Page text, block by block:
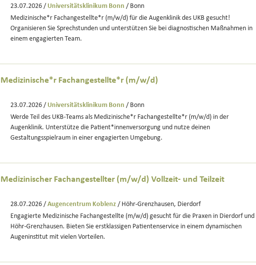
23.07.2026 / Universitätsklinikum Bonn / Bonn
Medizinische*r Fachangestellte*r (m/w/d) für die Augenklinik des UKB gesucht!
Organisieren Sie Sprechstunden und unterstützen Sie bei diagnostischen Maßnahmen in
einem engagierten Team.
Medizinische*r Fachangestellte*r (m/w/d)
23.07.2026 / Universitätsklinikum Bonn / Bonn
Werde Teil des UKB-Teams als Medizinische*r Fachangestellte*r (m/w/d) in der
Augenklinik. Unterstütze die Patient*innenversorgung und nutze deinen
Gestaltungsspielraum in einer engagierten Umgebung.
Medizinischer Fachangestellter (m/w/d) Vollzeit- und Teilzeit
28.07.2026 / Augencentrum Koblenz / Höhr-Grenzhausen, Dierdorf
Engagierte Medizinische Fachangestellte (m/w/d) gesucht für die Praxen in Dierdorf und
Höhr-Grenzhausen. Bieten Sie erstklassigen Patientenservice in einem dynamischen
Augeninstitut mit vielen Vorteilen.